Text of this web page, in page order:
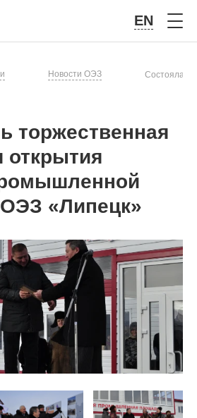
EN
Новости ОЭЗ Состоялась
торжественная
открытия
«Липецк»